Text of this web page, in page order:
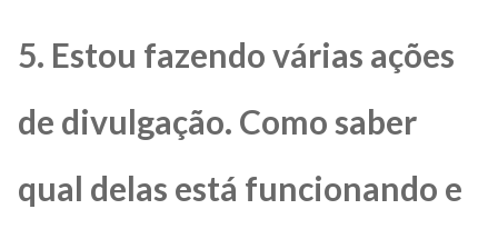
5. Estou fazendo várias ações
de divulgação. Como saber
qual delas está funcionando e